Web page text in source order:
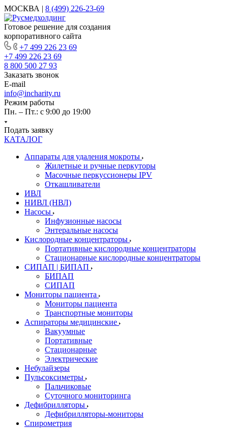
МОСКВА | 8 (499) 226-23-69
Готовое решение для создания
корпоративного сайта
+7 499 226 23 69
+7 499 226 23 69
8 800 500 27 93
Заказать звонок
E-mail
info@incharity.ru
Режим работы
Пн. – Пт.: с 9:00 до 19:00
Подать заявку
КАТАЛОГ
Аппараты для удаления мокроты
Жилетные и ручные перкуторы
Масочные перкуссионеры IPV
Откашливатели
ИВЛ
НИВЛ (НВЛ)
Насосы
Инфузионные насосы
Энтеральные насосы
Кислородные концентраторы
Портативные кислородные концентраторы
Стационарные кислородные концентраторы
СИПАП | БИПАП
БИПАП
СИПАП
Мониторы пациента
Мониторы пациента
Транспортные мониторы
Аспираторы медицинские
Вакуумные
Портативные
Стационарные
Электрические
Небулайзеры
Пульсоксиметры
Пальчиковые
Суточного мониторинга
Дефибрилляторы
Дефибрилляторы-мониторы
Спирометрия